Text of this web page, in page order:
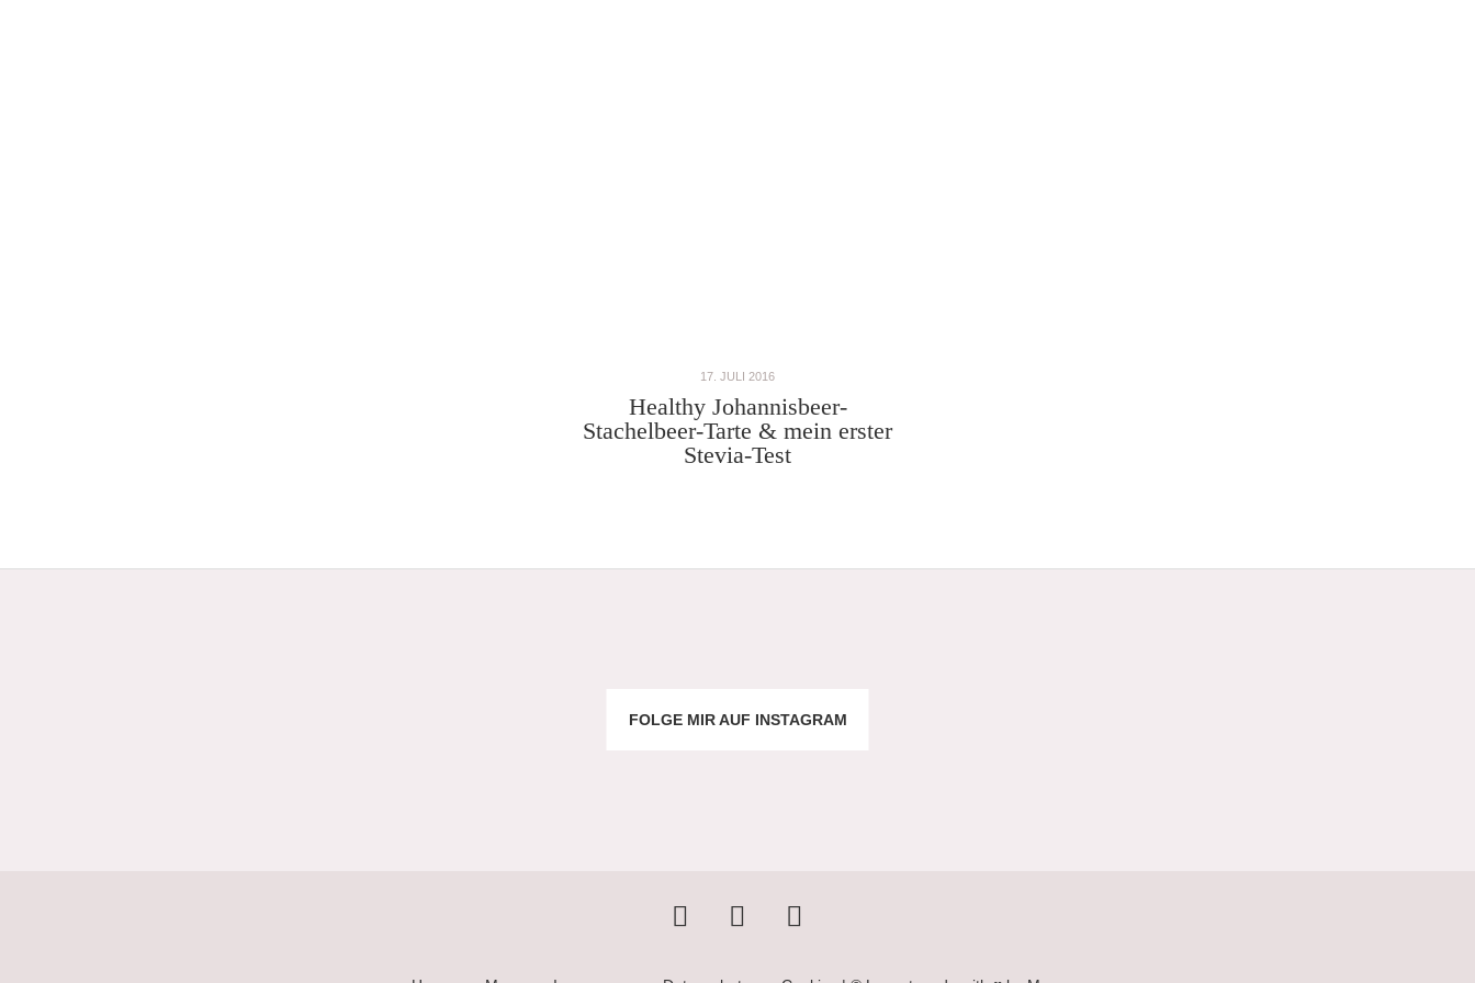
17. JULI 2016
Healthy Johannisbeer-
Stachelbeer-Tarte & mein erster
Stevia-Test
FOLGE MIR AUF INSTAGRAM